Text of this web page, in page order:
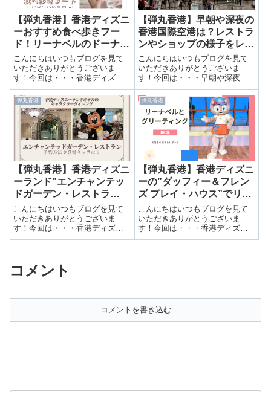
【弾丸香港】香港ディズニ
ーおすすめ食べ歩きフー
ド！リーナベルのドーナツ
＆ソフトクリーム！
こんにちはいつもブログを見て
いただきありがとうございま
す！今回は・・・香港ディズニ
ーおすすめ食べ歩きフード！リ
ーナベルのドーナツ＆ソフトク
リーム！前回はミッキーとのグ
リーティングを紹介しました。
▶ 香港ディズニーのメインスト
リートUSAガゼ...
【弾丸香港】早朝や深夜の
香港国際空港は？レストラ
ンやショップの様子をレポ
ート！
こんにちはいつもブログを見て
いただきありがとうございま
す！今回は・・・早朝や深夜の
香港国際空港は？レストランや
ショップの様子をレポート！前
回はエンチャテッドガーデンの
キャラクターダイニングを紹介
しました。▶ 香港ディズニーラ
ンド”エンチャン...
弾丸香港
【弾丸香港】香港ディズニ
ーランド”エンチャンテッ
ドガーデン・レストラ
ン”のキャラダイ！予約方
法や登場キャラは？
こんにちはいつもブログを見て
いただきありがとうございま
す！今回は・・・香港ディズニ
ーランド”エンチャンテッドガー
前回は香港ディズニーにしかな
いアトラクションを紹介しまし
弾丸香港
【弾丸香港】香港ディズニ
ーの”ダッフィー＆フレン
ズ プレイ・ハウス”でリー
ナベルとグリーティング！
こんにちはいつもブログを見て
いただきありがとうございま
す！今回は・・・香港ディズニ
ーの”ダッフィー＆フレンズ プレ
コメント
コメントを書き込む